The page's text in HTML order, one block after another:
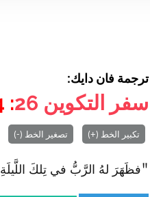
ترجمة فان دايك:
سفر التكوين 26
: 24
تكبير الخط (+) تصغير الخط (-)
"فظَهَرَ لهُ الرَّبُّ في تِلكَ اللَّيلَةِ